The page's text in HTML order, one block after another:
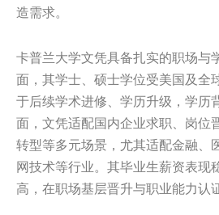
造需求。
卡普兰大学文凭具备扎实的职场与
面，其学士、硕士学位受美国及全
于后续学术进修、学历升级，学历
面，文凭适配国内企业求职、岗位
转型等多元场景，尤其适配金融、
网技术等行业。其毕业生薪资表现
高，在职场基层晋升与职业能力认